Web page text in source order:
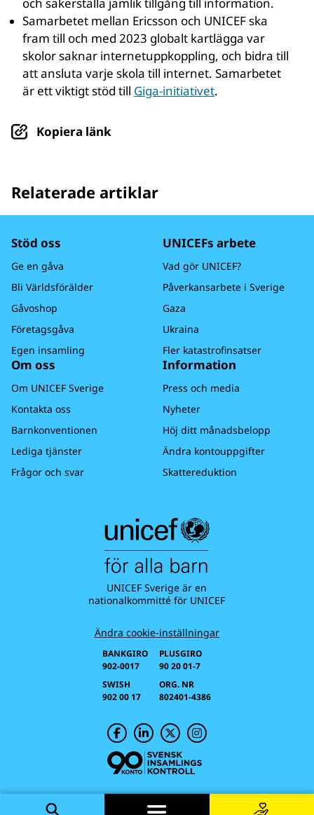
Samarbetet mellan Ericsson och UNICEF ska
fram till och med 2023 globalt kartlägga var
skolor saknar internetuppkoppling, och bidra till
att ansluta varje skola till internet. Samarbetet
är ett viktigt stöd till Giga-initiativet.
Kopiera länk
Relaterade artiklar
Stöd oss
Ge en gåva
Bli Världsförälder
Gåvoshop
Företagsgåva
Egen insamling
UNICEFs arbete
Vad gör UNICEF?
Påverkansarbete i Sverige
Gaza
Ukraina
Fler katastrofinsatser
Om oss
Om UNICEF Sverige
Kontakta oss
Barnkonventionen
Lediga tjänster
Frågor och svar
Information
Press och media
Nyheter
Höj ditt månadsbelopp
Ändra kontouppgifter
Skattereduktion
UNICEF Sverige är en
nationalkommitté för UNICEF
Ändra cookie-inställningar
BANKGIRO
902-0017
SWISH
902 00 17
PLUSGIRO
90 20 01-7
ORG. NR
802401-4386